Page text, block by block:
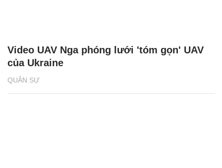
QUÂN SỰ
Video UAV Nga phóng lưới 'tóm gọn' UAV
của Ukraine